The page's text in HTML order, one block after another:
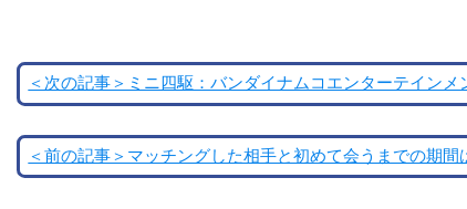
＜次の記事＞ミニ四駆：バンダイナムコエンターテイン
＜前の記事＞マッチングした相手と初めて会うまでの期間